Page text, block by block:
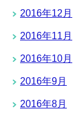
2016年12月
2016年11月
2016年10月
2016年9月
2016年8月